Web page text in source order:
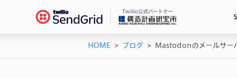
Twilio公式パートナー
ドキュ
HOME > ブログ > Mastodonのメールサー